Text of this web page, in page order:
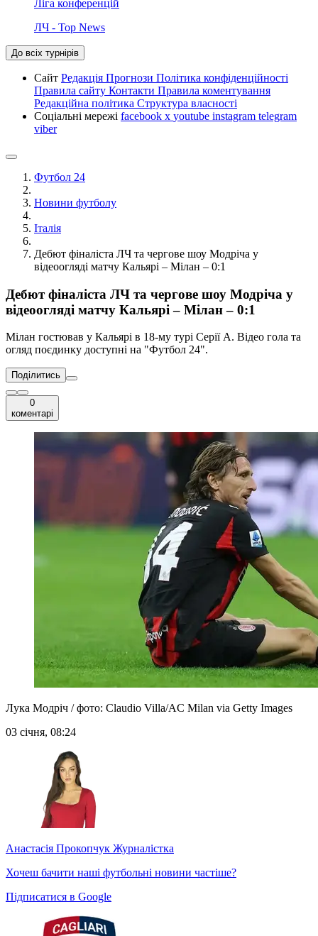
Ліга конференцій
ЛЧ - Top News
До всіх турнірів
Сайт Редакція Прогнози Політика конфіденційності
Правила сайту Контакти Правила коментування
Редакційна політика Структура власності
Соціальні мережі facebook x youtube instagram telegram
viber
Футбол 24
Новини футболу
Італія
Дебют фіналіста ЛЧ та чергове шоу Модріча у
відеоогляді матчу Кальярі – Мілан – 0:1
Дебют фіналіста ЛЧ та чергове шоу Модріча у
відеоогляді матчу Кальярі – Мілан – 0:1
Мілан гостював у Кальярі в 18-му турі Серії А. Відео гола та
огляд поєдинку доступні на "Футбол 24".
Поділитись
0
коментарі
Лука Модріч / фото: Claudio Villa/AC Milan via Getty Images
03 січня, 08:24
Анастасія Прокопчук Журналістка
Хочеш бачити наші футбольні новини частіше?
Підписатися в Google